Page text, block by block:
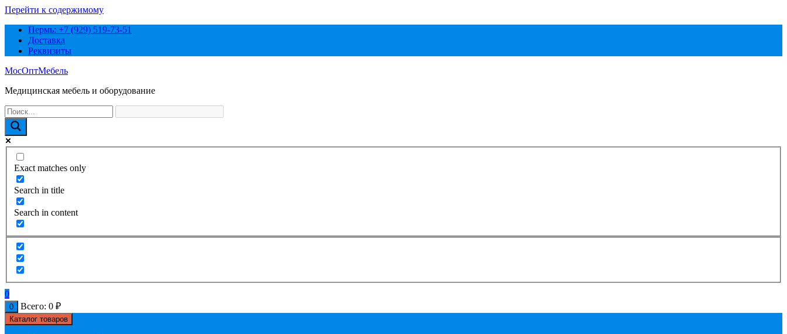
Перейти к содержимому
Пермь: +7 (929) 519-73-51
Доставка
Реквизиты
МосОптМебель
Медицинская мебель и оборудование
Exact matches only
Search in title
Search in content
0
0 Всего: 0 ₽
Каталог товаров